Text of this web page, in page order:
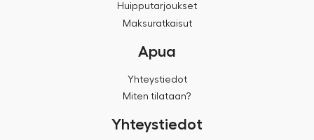
Huipputarjoukset
Maksuratkaisut
Apua
Yhteystiedot
Miten tilataan?
Yhteystiedot